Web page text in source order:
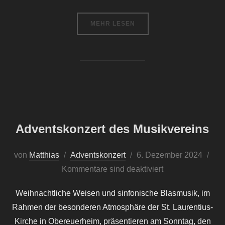
MEHR ÜBER „FESTLICHES
LESEN
Adventskonzert des Musikvereins
von Matthias Adventskonzert
Veröffentlicht
am
6. Dezember 2024
Kommentare sind deaktiviert
Weihnachtliche Weisen und sinfonische Blasmusik, im
Rahmen der besonderen Atmosphäre der St. Laurentius-
Kirche in Obereuerheim, präsentieren am Sonntag, den